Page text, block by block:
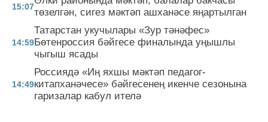
15:07төзелгән, сигез мәктәп ашханәсе яңартылган
14:59
Татарстан укучылары «Зур тәнәфес»
Бөтенроссия бәйгесе финалында уңышлы
чыгыш ясады
14:49
Россиядә «Иң яхшы мәктәп педагог-
китапханәчесе» бәйгесенең икенче сезонына
гаризалар кабул ителә